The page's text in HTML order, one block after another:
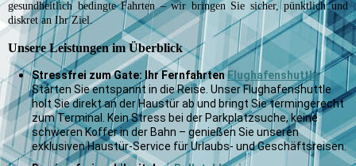
gesundheitlich bedingte Fahrten – wir bringen Sie sicher, pünktlich und
diskret an Ihr Ziel.
Unsere Leistungen im Überblick
Stressfrei zum Gate: Ihr FernfahrtenFlughafenshuttle
Starten Sie entspannt in die Reise. Unser Flughafenshuttle
holt Sie direkt an der Haustür ab und bringt Sie termingerecht
zum Terminal. Kein Stress bei der Parkplatzsuche, keine
schweren Koffer in der Bahn – genießen Sie unseren
exklusiven Haustür-Service für Urlaubs- und Geschäftsreisen.